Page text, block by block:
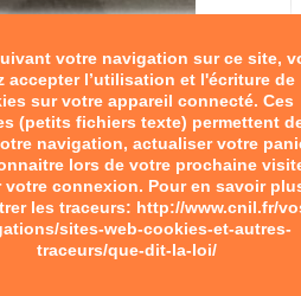
votre navigation sur ce site,
accepter l’utilisation et l'écriture de
sur votre appareil connecté. Ces
(petits fichiers texte) permettent
navigation, actualiser votre
lors de votre prochaine
votre connexion. Pour en savoir
les traceurs: http://www.cnil.fr/
sites-web-cookies-et-autres-
traceurs/que-dit-la-loi/